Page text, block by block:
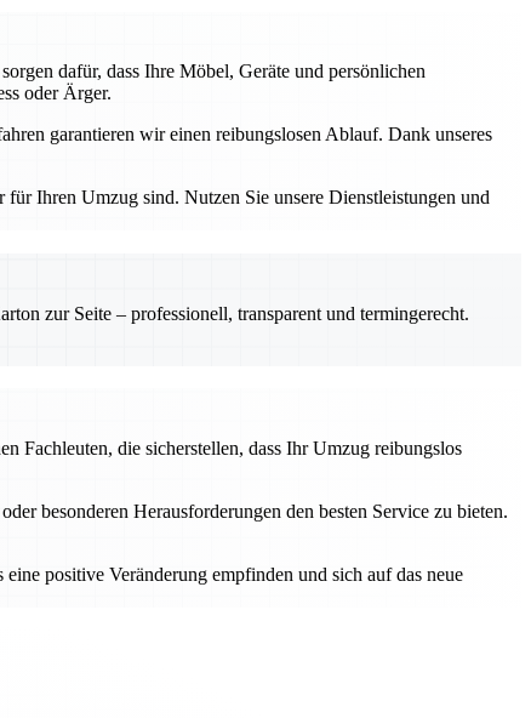
dafür, dass Ihre Möbel, Geräte und persönlichen
oder Ärger.
garantieren wir einen reibungslosen Ablauf. Dank unseres
Ihren Umzug sind. Nutzen Sie unsere Dienstleistungen und
zur Seite – professionell, transparent und termingerecht.
Fachleuten, die sicherstellen, dass Ihr Umzug reibungslos
besonderen Herausforderungen den besten Service zu bieten.
positive Veränderung empfinden und sich auf das neue